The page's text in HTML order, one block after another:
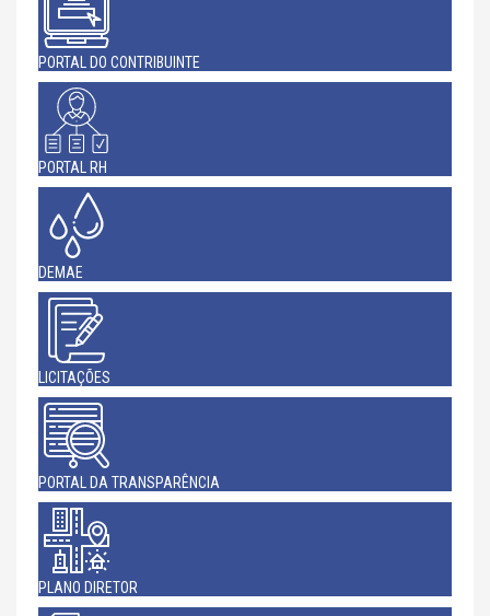
PORTAL DO CONTRIBUINTE
PORTAL RH
DEMAE
LICITAÇÕES
PORTAL DA TRANSPARÊNCIA
PLANO DIRETOR